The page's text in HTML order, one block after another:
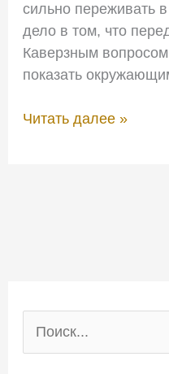
сильно переживать
дело в том, что
Каверзным вопросом
показать
Читать далее »